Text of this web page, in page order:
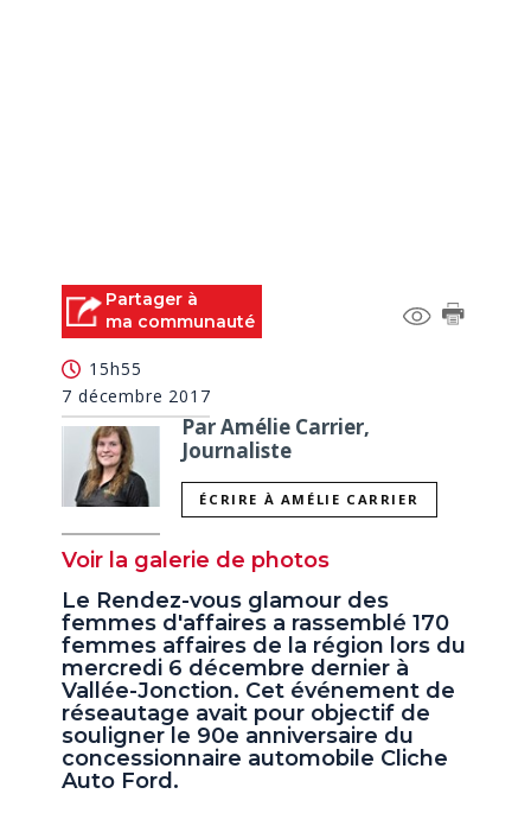
Partager à
ma communauté
15h55
7 décembre 2017
Par Amélie Carrier,
Journaliste
ÉCRIRE À AMÉLIE CARRIER
Voir la galerie de photos
Le Rendez-vous glamour des
femmes d'affaires a rassemblé 170
femmes affaires de la région lors du
mercredi 6 décembre dernier à
Vallée-Jonction. Cet événement de
réseautage avait pour objectif de
souligner le 90e anniversaire du
concessionnaire automobile Cliche
Auto Ford.